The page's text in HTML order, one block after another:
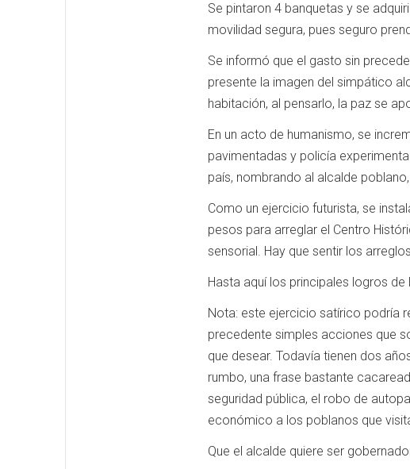
Se pintaron 4 banquetas y se
movilidad segura, pues seguro
Se informó que el gasto sin
presente la imagen del simpático
habitación, al pensarlo, la paz se
En un acto de humanismo, se
pavimentadas y policía
país, nombrando al alcalde
Como un ejercicio futurista, se
pesos para arreglar el Centro
sensorial. Hay que sentir los
Hasta aquí los principales logros
Nota: este ejercicio satírico podría
precedente simples acciones que
que desear. Todavía tienen dos
rumbo, una frase bastante
seguridad pública, el robo de
económico a los poblanos que
Que el alcalde quiere ser